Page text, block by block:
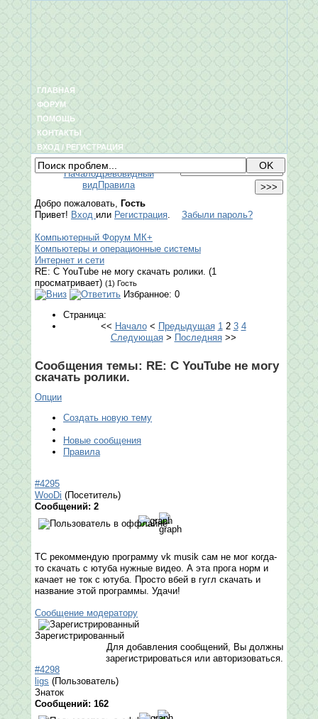
ГЛАВНАЯ
ФОРУМ
ПОМОЩЬ
КОНТАКТЫ
ВХОД / РЕГИСТРАЦИЯ
НачалоДревовидный
видПравила
Добро пожаловать, Гость
Привет! Вход или Регистрация. Забыли пароль?
Компьютерный Форум МК+
Компьютеры и операционные системы
Интернет и сети
RE: С YouTube не могу скачать ролики. (1
просматривает) (1) Гость
Избранное: 0
Страница:
<< Начало< Предыдущая 1 2 3 4
Следующая> Последняя>>
Сообщения темы: RE: С YouTube не могу
скачать ролики.
Опции
Создать новую тему
Новые сообщения
Правила
#4295
WooDi (Посетитель)
Сообщений: 2
ТС рекоммендую программу vk musik сам не мог когда-
то скачать с ютуба нужные видео. А эта прога норм и
качает не ток с ютуба. Просто вбей в гугл скачать и
название этой программы. Удачи!
Сообщение модератору
Зарегистрированный
Для добавления сообщений, Вы должны
зарегистрироваться или авторизоваться.
#4298
ligs (Пользователь)
Знаток
Сообщений: 162